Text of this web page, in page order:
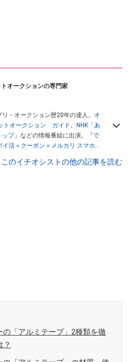
オークションの専門家
・オークション歴20年の達人。 オ
トオークション ガイド。
NHK「あ
プ」 などの情報番組に出演。
『で
活＋クーポン＋メルカリ スマホで
稼ぐ！』（翔泳社刊） ほか著書多
このイチオシストの他の記事を読む
の「アルミテープ」2種類を徹
？